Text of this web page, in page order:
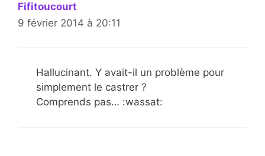
Fifitoucourt
9 février 2014 à 20:11
Hallucinant. Y avait-il un problème pour
simplement le castrer ?
Comprends pas… :wassat: